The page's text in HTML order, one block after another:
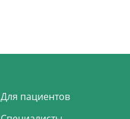
Для пациентов